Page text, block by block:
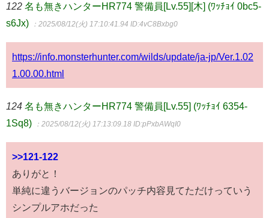
122 名も無きハンターHR774 警備員[Lv.55][木] (ﾜｯﾁｮｲ 0bc5-
s6Jx)
：2025/08/12(火) 17:10:41.94 ID:4vC8Bxbg0
https://info.monsterhunter.com/wilds/update/ja-jp/Ver.1.02
1.00.00.html
124 名も無きハンターHR774 警備員[Lv.55] (ﾜｯﾁｮｲ 6354-
1Sq8)
：2025/08/12(火) 17:13:09.18 ID:pPxbAWqI0
>>121-122
ありがと！
単純に違うバージョンのパッチ内容見てただけっていう
シンプルアホだった